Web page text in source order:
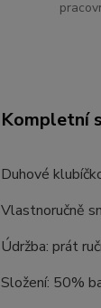
Kompletní
Duhové
Vlastnoručně
Údržba: prát
Složení: 50%